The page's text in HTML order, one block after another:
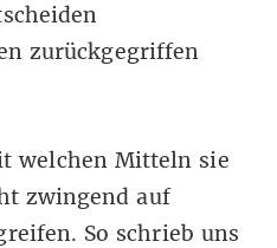
zurückgegriffen
welchen Mitteln sie
zwingend auf
So schrieb uns